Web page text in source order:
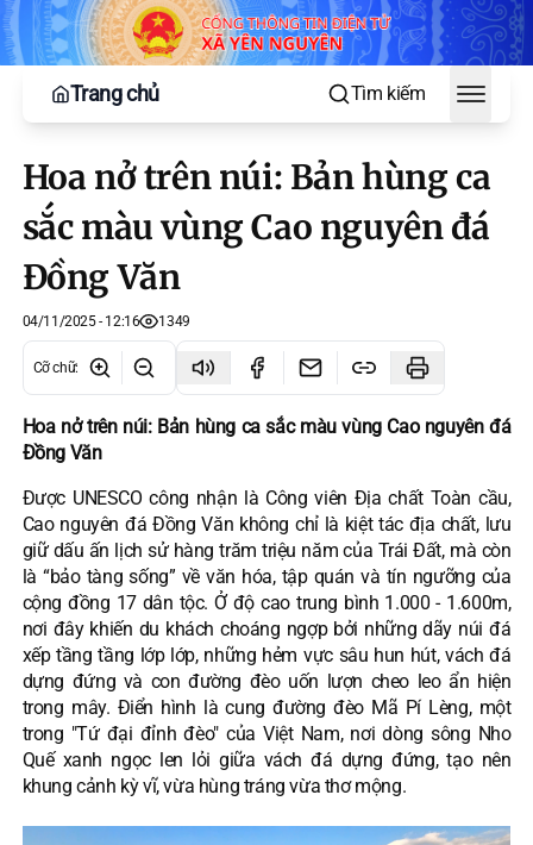
Trang chủ Tìm kiếm
Toggle
Hoa nở trên núi: Bản hùng ca
sắc màu vùng Cao nguyên đá
Đồng Văn
04/11/2025 - 12:16 1349
Cỡ chữ:
Hoa nở trên núi: Bản hùng ca sắc màu vùng Cao nguyên đá
Đồng Văn
Được UNESCO công nhận là Công viên Địa chất Toàn cầu,
Cao nguyên đá Đồng Văn không chỉ là kiệt tác địa chất, lưu
giữ dấu ấn lịch sử hàng trăm triệu năm của Trái Đất, mà còn
là “bảo tàng sống” về văn hóa, tập quán và tín ngưỡng của
cộng đồng 17 dân tộc. Ở độ cao trung bình 1.000 - 1.600m,
nơi đây khiến du khách choáng ngợp bởi những dãy núi đá
xếp tầng tầng lớp lớp, những hẻm vực sâu hun hút, vách đá
dựng đứng và con đường đèo uốn lượn cheo leo ẩn hiện
trong mây. Điển hình là cung đường đèo Mã Pí Lèng, một
trong "Tứ đại đỉnh đèo" của Việt Nam, nơi dòng sông Nho
Quế xanh ngọc len lỏi giữa vách đá dựng đứng, tạo nên
khung cảnh kỳ vĩ, vừa hùng tráng vừa thơ mộng.